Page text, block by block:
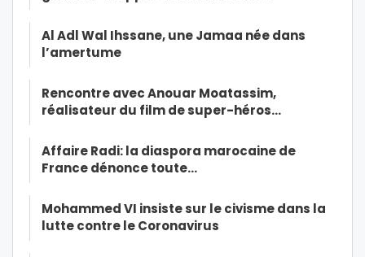
Al Adl Wal Ihssane, une Jamaa née dans
l’amertume
Rencontre avec Anouar Moatassim,
réalisateur du film de super-héros…
Affaire Radi: la diaspora marocaine de
France dénonce toute…
Mohammed VI insiste sur le civisme dans la
lutte contre le Coronavirus